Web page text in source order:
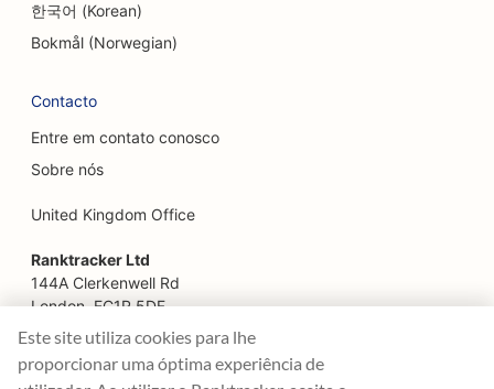
SEO para restaurantes familiares
SEO para planejadores financeiros
SEO para serviços financeiros
SEO para floristas
SEO para Food Trucks
한국어 (Korean)
Bokmål (Norwegian)
Contacto
Entre em contato conosco
Sobre nós
United Kingdom Office
Ranktracker Ltd
144A Clerkenwell Rd
London, EC1R 5DF
Company No: 08820809
Este site utiliza cookies para lhe
proporcionar uma óptima experiência de